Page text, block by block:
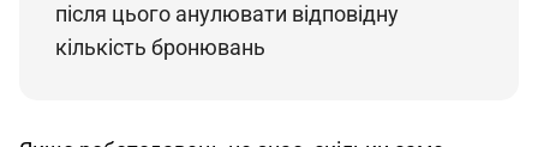
після цього анулювати відповідну
кількість бронювань